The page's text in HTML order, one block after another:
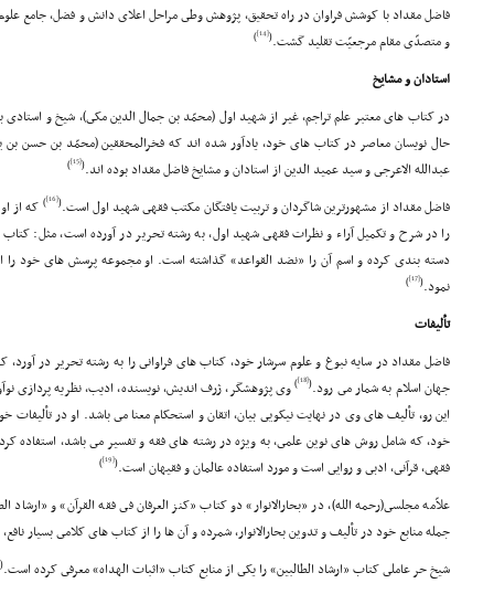
فاضل مقداد با کوشش فراوان در راه تحقیق، پژوهش وطى مراحل اعلاى دانش و فضل، جامع
و متصدّى مقام مرجعیّت تقلید گشت.(
[14]
)
استادان و مشایخ
در کتاب هاى معتبر علم تراجم، غیر از شهید اول (محمّد بن جمال الدین مکى)، شیخ و
حال نویسان معاصر در کتاب هاى خود، یادآور شده اند که فخرالمحققین (محمّد بن حسن
عبدالله الاعرجى و سید عمید الدین از استادان و مشایخ فاضل مقداد بوده اند.(
[15]
)
فاضل مقداد از مشهورترین شاگردان و تربیت یافتگان مکتب فقهى شهید اول است.(
[16]
) که از
را در شرح و تکمیل آراء و نظرات فقهى شهید اول، به رشته تحریر در آورده است، مثل:
دسته بندى کرده و اسم آن را «نضد القواعد» گذاشته است. او مجموعه پرسش هاى خود را
نمود.(
[17]
)
تألیفات
فاضل مقداد در سایه نبوغ و علوم سرشار خود، کتاب هاى فراوانى را به رشته تحریر در
جهان اسلام به شمار مى رود.(
[18]
)وى پژوهشگر، ژرف اندیش، نویسنده، ادیب، نظریه پردازى
این رو، تألیف هاى وى در نهایت نیکویى بیان، اتقان و استحکام معنا مى باشد. او در
خود، که شامل روش هاى نوین علمى، به ویژه در رشته هاى فقه و تفسیر مى باشد، استفاده
فقهى، قرآنى، ادبى و روایى است و مورد استفاده عالمان و فقیهان است.(
[19]
)
علاّمه مجلسى(رحمه الله)، در «بحارالانوار» دو کتاب «کنز العرفان فى فقه القرآن» و «ارشاد
جمله منابع خود در تألیف و تدوین بحارالانوار، شمرده و آن ها را از کتاب هاى کلامى بسیار
شیخ حر عاملى کتاب «ارشاد الطالبین» را یکى از منابع کتاب «اثبات الهداه» معرفى کرده است.(